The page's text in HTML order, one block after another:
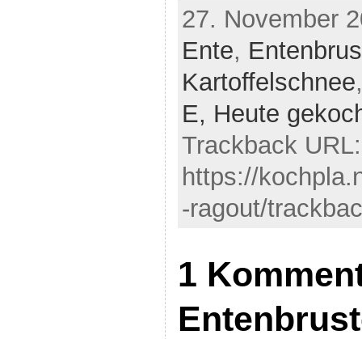
27. November
Ente,
Kartoffelschnee
E, Heute
Trackback URL:
https://
-ragout/
1